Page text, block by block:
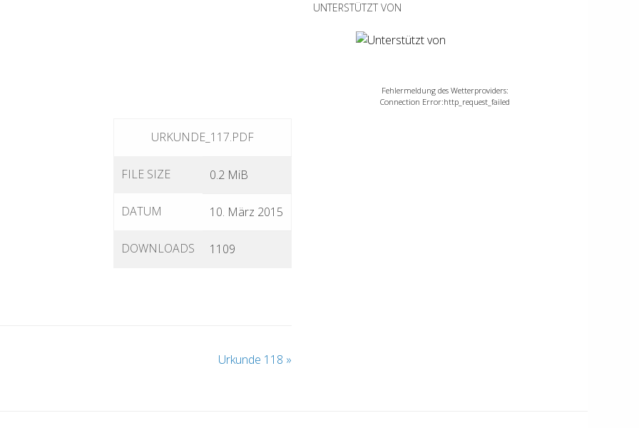
URKUNDE_117.PDF
FILE SIZE 0.2 MiB
DATUM 10. März 2015
DOWNLOADS 1109
Urkunde 118 »
UNTERSTÜTZT VON
Fehlermeldung des Wetterproviders:
Connection Error:http_request_failed